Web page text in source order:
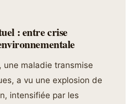
: entre crise
une maladie transmise
a vu une explosion de
intensifiée par les